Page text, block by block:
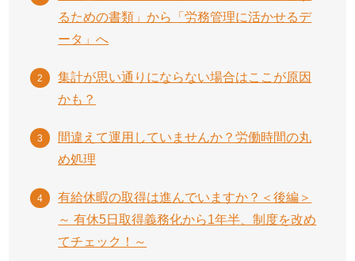
るための書類」から「労務管理に活かせるデ
ータ」へ
集計が思い通りにならない場合はここが原因
かも？
間違えて運用していませんか？労働時間の丸
め処理
有給休暇の取得は進んでいますか？＜後編＞
～ 有休5日取得義務化から1年半、制度を改め
てチェック！～